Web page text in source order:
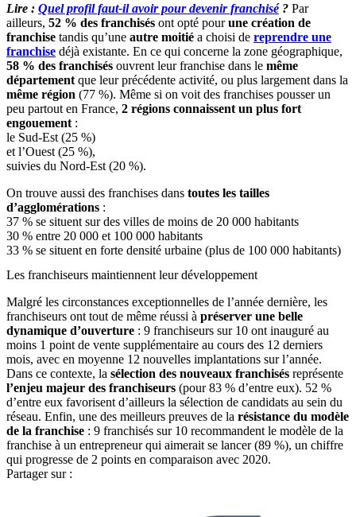
Lire : Quel profil faut-il avoir pour devenir franchisé? Par
ailleurs, 52 % des franchisés ont opté pourune création de
franchise tandis qu’une autre moitié a choisi de reprendre une
franchise déjà existante. En ce qui concerne la zone géographique,
58 % des franchisés ouvrent leur franchise dans le même
département que leur précédente activité, ou plus largement dans la
même région (77 %). Même si on voit des franchises pousser un
peu partout en France, 2 régions connaissent un plus fort
engouement :
le Sud-Est (25 %)
et l’Ouest (25 %),
suivies du Nord-Est (20 %).
On trouve aussi des franchises dans toutes les tailles
d’agglomérations :
37 % se situent sur des villes de moins de 20 000 habitants
30 % entre 20 000 et 100 000 habitants
33 % se situent en forte densité urbaine (plus de 100 000 habitants)
Les franchiseurs maintiennent leur développement
Malgré les circonstances exceptionnelles de l’année dernière, les
franchiseurs ont tout de même réussi à préserver une belle
dynamique d’ouverture : 9 franchiseurs sur 10 ont inauguré au
moins 1 point de vente supplémentaire au cours des 12 derniers
mois, avec en moyenne 12 nouvelles implantations sur l’année.
Dans ce contexte, la sélection des nouveaux franchisés représente
l’enjeu majeur des franchiseurs (pour 83 % d’entre eux). 52 %
d’entre eux favorisent d’ailleurs la sélection de candidats au sein du
réseau. Enfin, une des meilleurs preuves de la résistance du modèle
de la franchise : 9 franchisés sur 10 recommandent le modèle de la
franchise à un entrepreneur qui aimerait se lancer (89 %), un chiffre
qui progresse de 2 points en comparaison avec 2020.
Partager sur :